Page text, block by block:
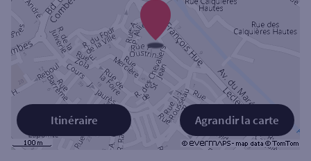
Agrandir la carte
Itinéraire